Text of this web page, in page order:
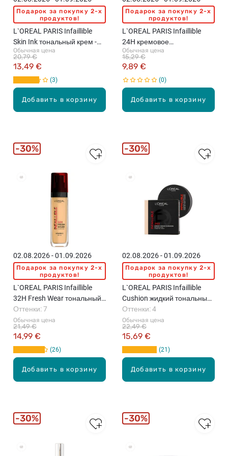
Добавить в корзину
Подарок за покупку 2-x
продуктов!
L`OREAL PARIS Infaillible
Skin Ink тональный крем -
консилер, 15мл
Обычная цена
13,49 €
20,79 €
3
Добавить в корзину
Подарок за покупку 2-x
продуктов!
L`OREAL PARIS Infaillible
24H кремовое
контурирующее средство,
2.3г
Обычная цена
9,89 €
15,29 €
0
Добавить в корзину
02.08.2026 - 01.09.2026
Подарок за покупку 2-x
продуктов!
L`OREAL PARIS Infaillible
32H Fresh Wear тональный
крем, 30мл
Обычная цена
14,99 €
21,49 €
Оттенки: 7
26
30%
Добавить в корзину
02.08.2026 - 01.09.2026
Подарок за покупку 2-x
продуктов!
L`OREAL PARIS Infaillible
Cushion жидкий тональный
крем-кушон, 11г
Обычная цена
15,69 €
22,49 €
Оттенки: 4
21
30%
30% 30%